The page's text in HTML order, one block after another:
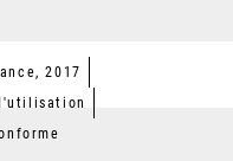
2017